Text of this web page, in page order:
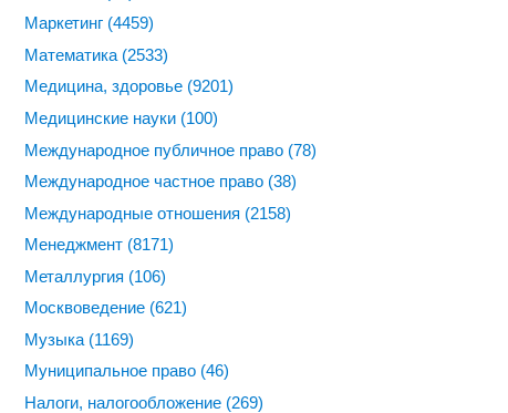
Маркетинг (4459)
Математика (2533)
Медицина, здоровье (9201)
Медицинские науки (100)
Международное публичное право (78)
Международное частное право (38)
Международные отношения (2158)
Менеджмент (8171)
Металлургия (106)
Москвоведение (621)
Музыка (1169)
Муниципальное право (46)
Налоги, налогообложение (269)